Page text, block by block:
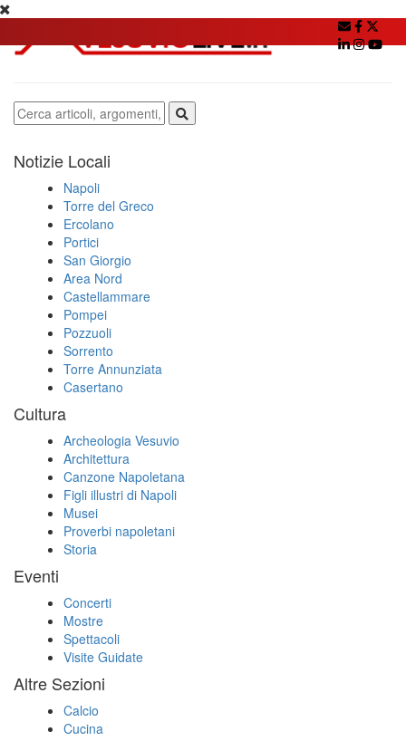
Notizie Locali
Napoli
Torre del Greco
Ercolano
Portici
San Giorgio
Area Nord
Castellammare
Pompei
Pozzuoli
Sorrento
Torre Annunziata
Casertano
Cultura
Archeologia Vesuvio
Architettura
Canzone Napoletana
Figli illustri di Napoli
Musei
Proverbi napoletani
Storia
Eventi
Concerti
Mostre
Spettacoli
Visite Guidate
Altre Sezioni
Calcio
Cucina